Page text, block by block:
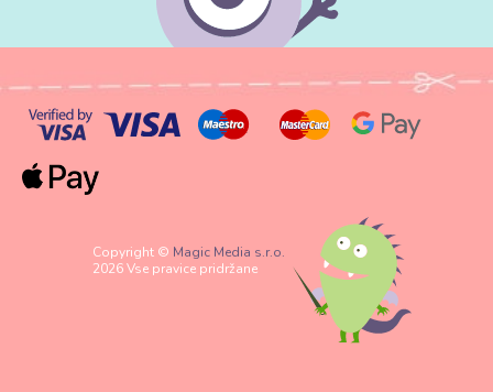
Copyright © Magic Media s.r.o.
2026 Vse pravice pridržane